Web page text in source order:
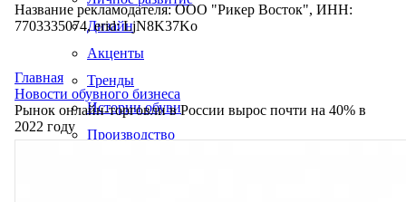
Дизайн
Акценты
Тренды
Истории обуви
Производство
Название рекламодателя: ООО "Рикер Восток", ИНН:
7703335074, erid: LjN8K37Ko
Главная
Новости обувного бизнеса
Рынок онлайн-торговли в России вырос почти на 40% в
2022 году